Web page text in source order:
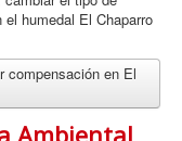
humedal El Chaparro
compensación en El